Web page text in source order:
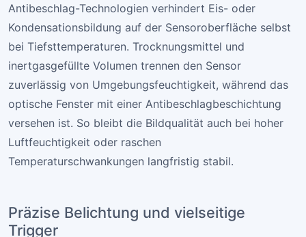
Antibeschlag-Technologien verhindert Eis- oder
Kondensationsbildung auf der Sensoroberfläche selbst
bei Tiefsttemperaturen. Trocknungsmittel und
inertgasgefüllte Volumen trennen den Sensor
zuverlässig von Umgebungsfeuchtigkeit, während das
optische Fenster mit einer Antibeschlagbeschichtung
versehen ist. So bleibt die Bildqualität auch bei hoher
Luftfeuchtigkeit oder raschen
Temperaturschwankungen langfristig stabil.
Präzise Belichtung und vielseitige
Trigger